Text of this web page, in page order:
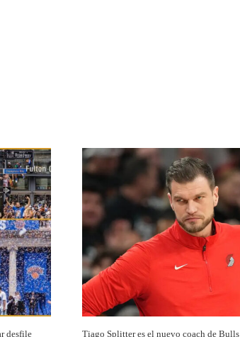
desfile Tiago Splitter es el nuevo coach de Bulls